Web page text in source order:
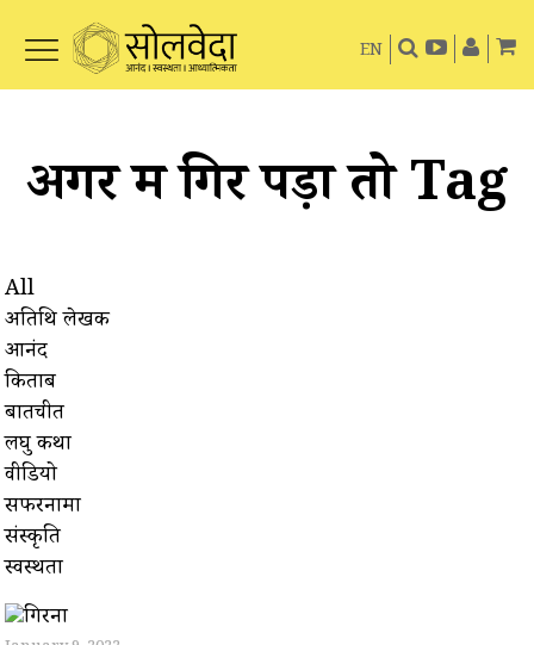
EN
अगर मैं गिर पड़ा तो Tag
All
अतिथि लेखक
आनंद
किताबें
बातचीत
लघु कथा
वीडियो
सफरनामा
संस्कृति
स्वस्थता